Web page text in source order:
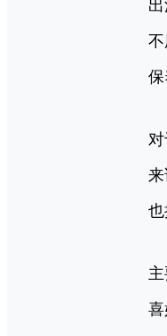
保
也
喜